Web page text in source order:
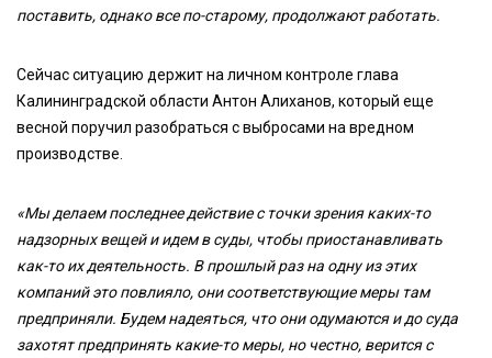
поставить, однако все по-старому, продолжают работать.
Сейчас ситуацию держит на личном контроле глава
Калининградской области Антон Алиханов, который еще
весной поручил разобраться с выбросами на вредном
производстве.
«Мы делаем последнее действие с точки зрения каких-то
надзорных вещей и идем в суды, чтобы приостанавливать
как-то их деятельность. В прошлый раз на одну из этих
компаний это повлияло, они соответствующие меры там
предприняли. Будем надеяться, что они одумаются и до суда
захотят предпринять какие-то меры, но честно, верится с